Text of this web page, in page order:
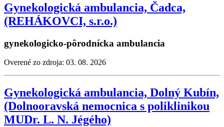
Gynekologická ambulancia, Čadca,
(REHÁKOVCI, s.r.o.)
gynekologicko-pôrodnícka ambulancia
Overené zo zdroja: 03. 08. 2026
Gynekologická ambulancia, Dolný Kubín,
(Dolnooravská nemocnica s poliklinikou
MUDr. L. N. Jégého)